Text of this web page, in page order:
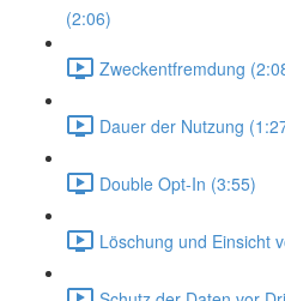
(2:06)
Zweckentfremdung
Dauer der Nutzung
Double Opt-In (3:55)
Löschung und Einsicht